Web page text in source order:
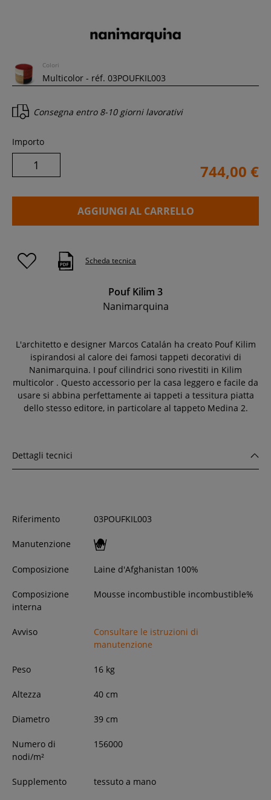
Colori
Consegna entro 8-10 giorni lavorativi
Importo
744,00 €
AGGIUNGI AL CARRELLO
Scheda tecnica
Pouf Kilim 3
Nanimarquina
L'architetto e designer Marcos Catalán ha creato Pouf Kilim
ispirandosi al calore dei famosi tappeti decorativi di
Nanimarquina. I pouf cilindrici sono rivestiti in Kilim
multicolor . Questo accessorio per la casa leggero e facile da
usare si abbina perfettamente ai tappeti a tessitura piatta
dello stesso editore, in particolare al tappeto Medina 2.
Dettagli tecnici
Riferimento 03POUFKIL003
Manutenzione
Composizione Laine d'Afghanistan 100%
Composizione
interna
Mousse incombustible incombustible%
Avviso
Consultare le istruzioni di
manutenzione
Peso 16kg
Altezza 40 cm
Diametro 39 cm
Numero di
nodi/m²
156000
Supplemento tessuto a mano